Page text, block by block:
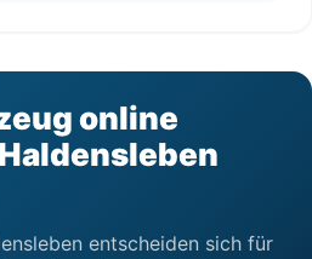
online
entscheiden sich für